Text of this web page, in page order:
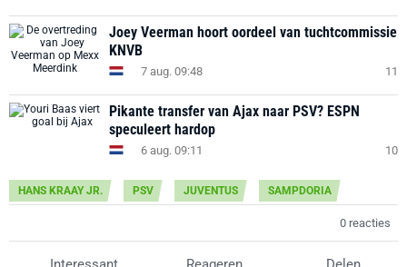
Joey Veerman hoort oordeel van tuchtcommissie
KNVB
7 aug. 09:48 11
Pikante transfer van Ajax naar PSV? ESPN
speculeert hardop
6 aug. 09:11 10
HANS KRAAY JR. PSV JUVENTUS SAMPDORIA
0 reacties